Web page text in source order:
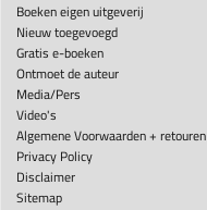
Boeken eigen uitgeverij
Nieuw toegevoegd
Gratis e-boeken
Ontmoet de auteur
Media/Pers
Video's
Algemene Voorwaarden + retouren
Privacy Policy
Disclaimer
Sitemap